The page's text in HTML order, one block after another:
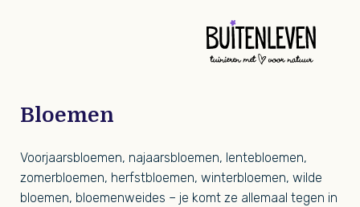
Bloemen
Voorjaarsbloemen, najaarsbloemen, lentebloemen,
zomerbloemen, herfstbloemen, winterbloemen, wilde
bloemen, bloemenweides – je komt ze allemaal tegen in